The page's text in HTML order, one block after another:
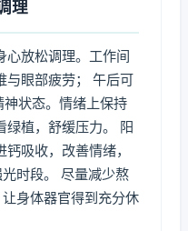
理
心放松调理。工作间
与眼部疲劳； 午后可
状态。情绪上保持
绿植，舒缓压力。 阳
吸收，改善情绪，
时段。 尽量减少熬
身体器官得到充分休